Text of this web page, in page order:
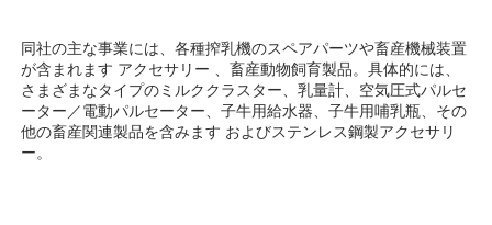
同社の主な事業には、各種搾乳機のスペアパーツや畜産機械装置
が含まれます アクセサリー 、畜産動物飼育製品。具体的には、
さまざまなタイプのミルククラスター、乳量計、空気圧式パルセ
ーター／電動パルセーター、子牛用給水器、子牛用哺乳瓶、その
他の畜産関連製品を含みます およびステンレス鋼製アクセサリ
ー。